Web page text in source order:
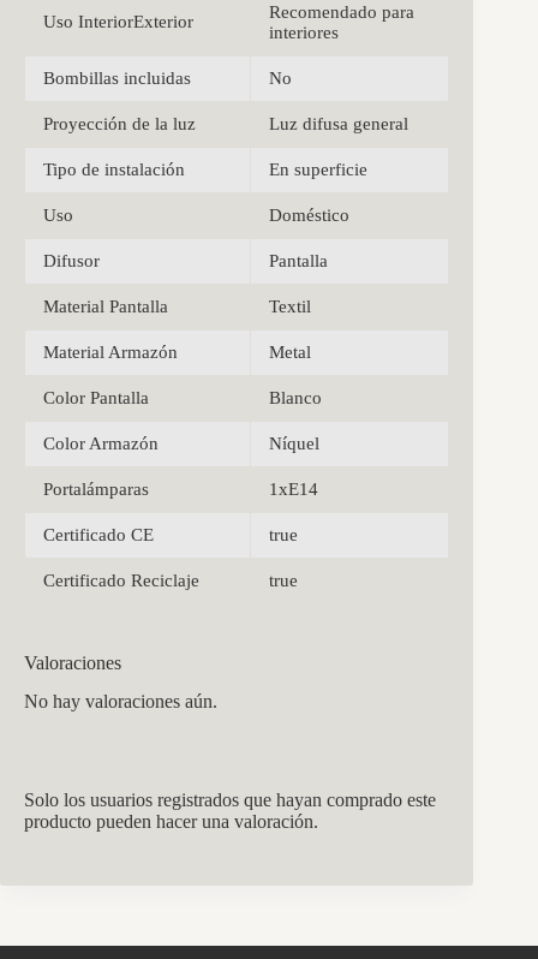
Uso InteriorExterior
Recomendado para
interiores
Bombillas incluidas No
Proyección de la luz Luz difusa general
Tipo de instalación En superficie
Uso Doméstico
Difusor Pantalla
Material Pantalla Textil
Material Armazón Metal
Color Pantalla Blanco
Color Armazón Níquel
Portalámparas 1xE14
Certificado CE true
Certificado Reciclaje true
Valoraciones
No hay valoraciones aún.
Solo los usuarios registrados que hayan comprado este
producto pueden hacer una valoración.
Asistente virtual · En línea